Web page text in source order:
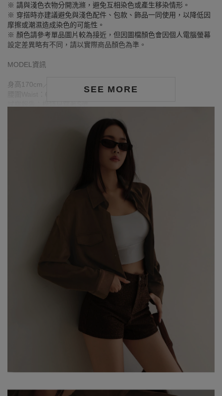
SEE MORE
※ 請與淺色衣物分開洗滌，避免互相染色或產生移染情形。
※ 穿搭時亦建議避免與淺色配件、包款、飾品一同使用，以降低因
摩擦或潮濕造成染色的可能性。
※ 顏色請參考單品圖片較為接近，但因圖檔顏色會因個人電腦螢幕
設定差異略有不同，請以實際商品顏色為準。
MODEL資訊
身高170cm／胸圍Bust：79cm
腰圍Waist：60cm／臀圍hips：90cm